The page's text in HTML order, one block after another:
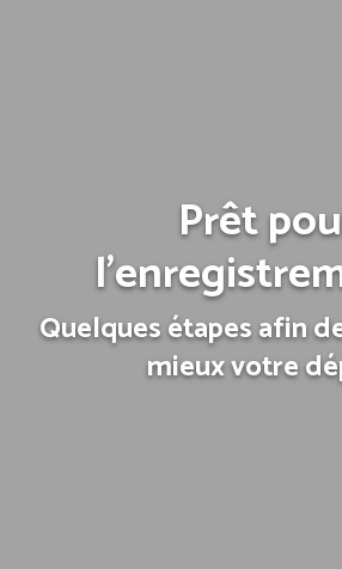
Prêt
Quelques étapes afin
mieux votre